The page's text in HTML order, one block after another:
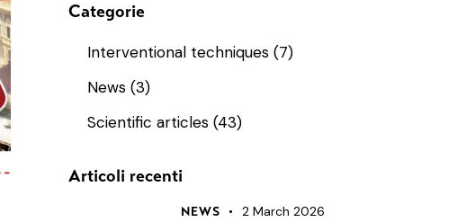
Categorie
Interventional techniques(7)
News(3)
Scientific articles(43)
Articoli recenti
NEWS 2 March 2026